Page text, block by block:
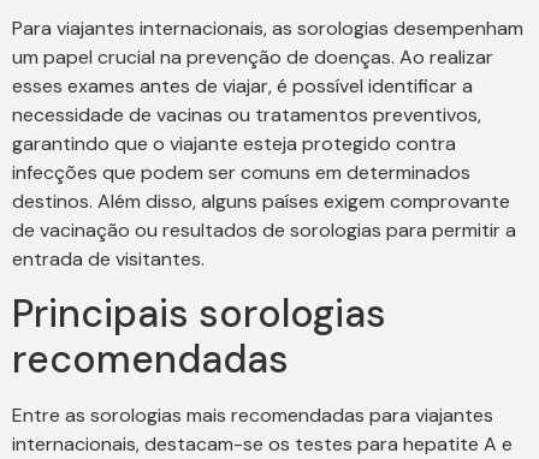
Para viajantes internacionais, as sorologias desempenham
um papel crucial na prevenção de doenças. Ao realizar
esses exames antes de viajar, é possível identificar a
necessidade de vacinas ou tratamentos preventivos,
garantindo que o viajante esteja protegido contra
infecções que podem ser comuns em determinados
destinos. Além disso, alguns países exigem comprovante
de vacinação ou resultados de sorologias para permitir a
entrada de visitantes.
Principais sorologias
recomendadas
Entre as sorologias mais recomendadas para viajantes
internacionais, destacam-se os testes para hepatite A e